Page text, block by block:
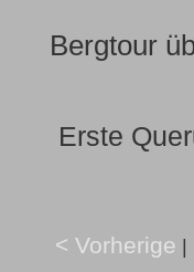
Bergtour
Erste
< Vorherige |